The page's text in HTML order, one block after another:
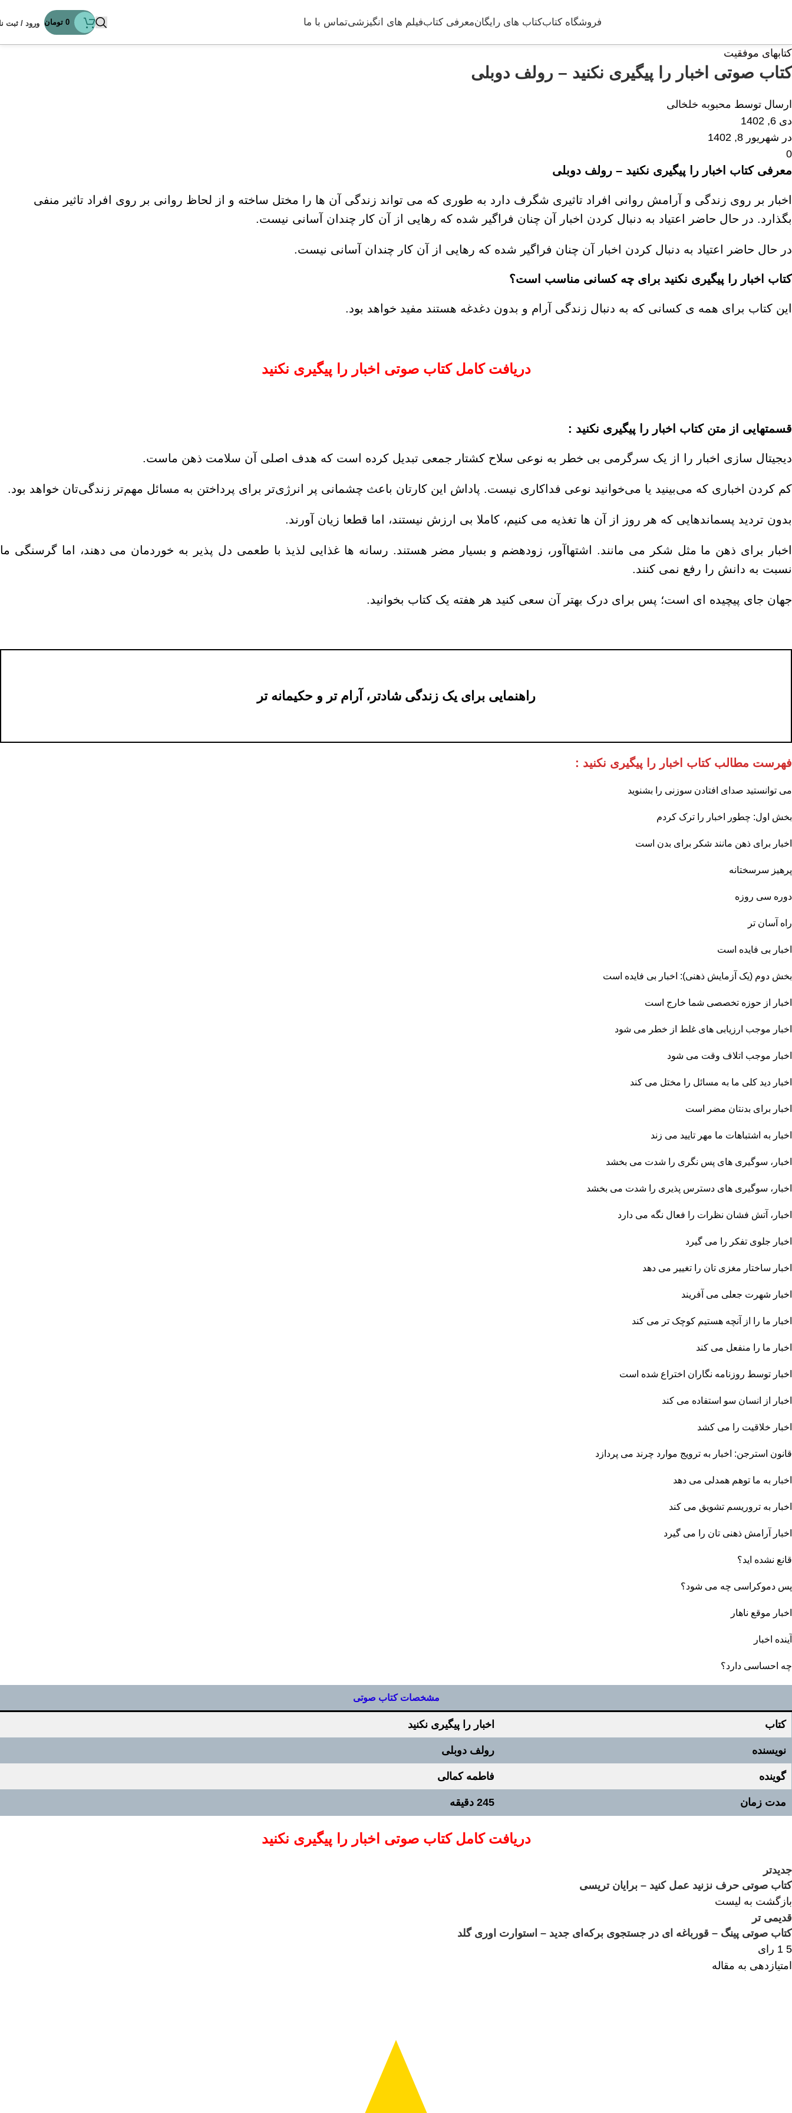
فروشگاه کتابکتاب های رایگانمعرفی کتابفیلم های انگیزشیتماس با ما 0 تومان ورود / ثبت
کتابهای موفقیت
کتاب صوتی اخبار را پیگیری نکنید – رولف دوبلی
ارسال توسط محبوبه خلخالی
دی 6, 1402
در شهریور 8, 1402
0
معرفی کتاب اخبار را پیگیری نکنید – رولف دوبلی
اخبار بر روی زندگی و آرامش روانی افراد تاثیری شگرف دارد به طوری که می تواند زندگی آن ها را مختل ساخته و از لحاظ روانی بر روی افراد تاثیر منفی
بگذارد. در حال حاضر اعتیاد به دنبال کردن اخبار آن چنان فراگیر شده که رهایی از آن کار چندان آسانی نیست.
در حال حاضر اعتیاد به دنبال کردن اخبار آن چنان فراگیر شده که رهایی از آن کار چندان آسانی نیست.
کتاب اخبار را پیگیری نکنید برای چه کسانی مناسب است؟
این کتاب برای همه ی کسانی که به دنبال زندگی آرام و بدون دغدغه هستند مفید خواهد بود.
دریافت کامل کتاب صوتی اخبار را پیگیری نکنید
قسمتهایی از متن کتاب اخبار را پیگیری نکنید :
دیجیتال سازی اخبار را از یک سرگرمی بی خطر به نوعی سلاح کشتار جمعی تبدیل کرده است که هدف اصلی آن سلامت ذهن ماست.
کم کردن اخباری که می‌بینید یا می‌خوانید نوعی فداکاری نیست. پاداش این کارتان باعث چشمانی پر انرژی‌تر برای پرداختن به مسائل مهم‌تر زندگی‌تان خواهد بود.
بدون تردید پسماندهایی که هر روز از آن ها تغذیه می کنیم، کاملا بی ارزش نیستند، اما قطعا زیان آورند.
اخبار برای ذهن ما مثل شکر می مانند. اشتهاآور، زودهضم و بسیار مضر هستند. رسانه ها غذایی لذیذ با طعمی دل پذیر به خوردمان می دهند، اما گرسنگی ما
نسبت به دانش را رفع نمی کنند.
جهان جای پیچیده ای است؛ پس برای درک بهتر آن سعی کنید هر هفته یک کتاب بخوانید.
راهنمایی برای یک زندگی شادتر، آرام‌ تر و حکیمانه‌ تر
فهرست مطالب کتاب اخبار را پیگیری نکنید :
می توانستید صدای افتادن سوزنی را بشنوید
بخش اول: چطور اخبار را ترک کردم
اخبار برای ذهن مانند شکر برای بدن است
پرهیز سرسختانه
دوره سی روزه
راه آسان تر
اخبار بی فایده است
بخش دوم (یک آزمایش ذهنی): اخبار بی فایده است
اخبار از حوزه تخصصی شما خارج است
اخبار موجب ارزیابی های غلط از خطر می شود
اخبار موجب اتلاف وقت می شود
اخبار دید کلی ما به مسائل را مختل می کند
اخبار برای بدنتان مضر است
اخبار به اشتباهات ما مهر تایید می زند
اخبار، سوگیری های پس نگری را شدت می بخشد
اخبار، سوگیری های دسترس پذیری را شدت می بخشد
اخبار، آتش فشان نظرات را فعال نگه می دارد
اخبار جلوی تفکر را می گیرد
اخبار ساختار مغزی تان را تغییر می دهد
اخبار شهرت جعلی می آفریند
اخبار ما را از آنچه هستیم کوچک تر می کند
اخبار ما را منفعل می کند
اخبار توسط روزنامه نگاران اختراع شده است
اخبار از انسان سو استفاده می کند
اخبار خلاقیت را می کشد
قانون استرجن: اخبار به ترویج موارد چرند می پردازد
اخبار به ما توهم همدلی می دهد
اخبار به تروریسم تشویق می کند
اخبار آرامش ذهنی تان را می گیرد
قانع نشده اید؟
پس دموکراسی چه می شود؟
اخبار موقع ناهار
آینده اخبار
چه احساسی دارد؟
مشخصات کتاب صوتی
کتاب اخبار را پیگیری نکنید
نویسنده رولف دوبلی
گوینده فاطمه کمالی
مدت زمان 245 دقیقه
دریافت کامل کتاب صوتی اخبار را پیگیری نکنید
جدیدتر
کتاب صوتی حرف نزنید عمل کنید – برایان تریسی
بازگشت به لیست
قدیمی تر
کتاب صوتی پینگ – قورباغه ای در جستجوی برکه‌ای جدید – استوارت اوری گلد
5
1 رای
امتیازدهی به مقاله